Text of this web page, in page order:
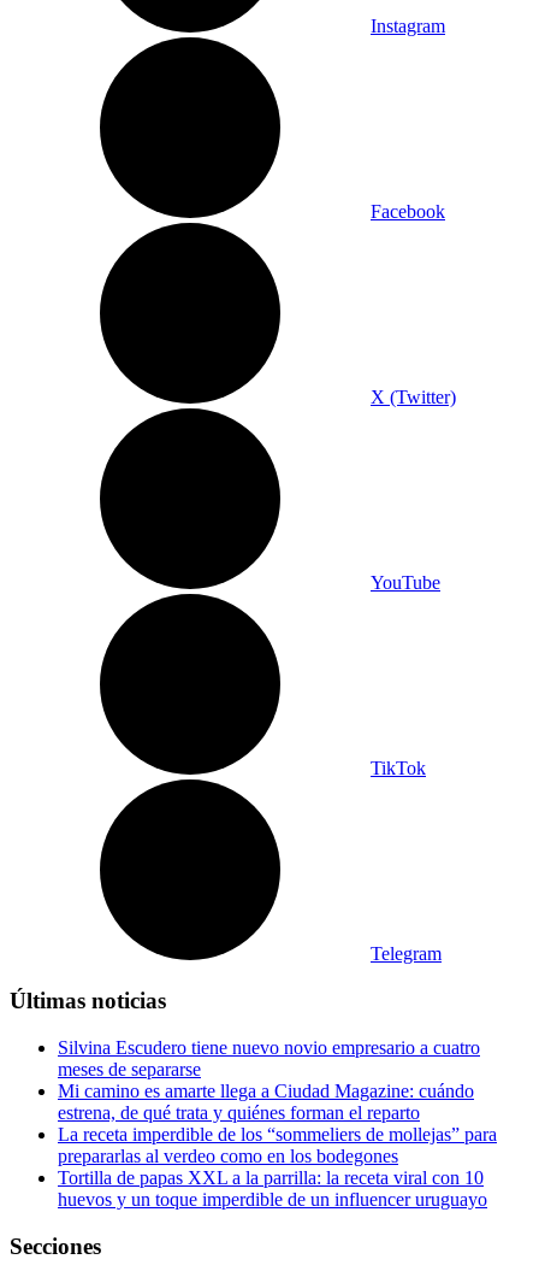
Instagram
Facebook
X (Twitter)
YouTube
TikTok
Telegram
Últimas noticias
Silvina Escudero tiene nuevo novio empresario a cuatro
meses de separarse
Mi camino es amarte llega a Ciudad Magazine: cuándo
estrena, de qué trata y quiénes forman el reparto
La receta imperdible de los “sommeliers de mollejas” para
prepararlas al verdeo como en los bodegones
Tortilla de papas XXL a la parrilla: la receta viral con 10
huevos y un toque imperdible de un influencer uruguayo
Secciones